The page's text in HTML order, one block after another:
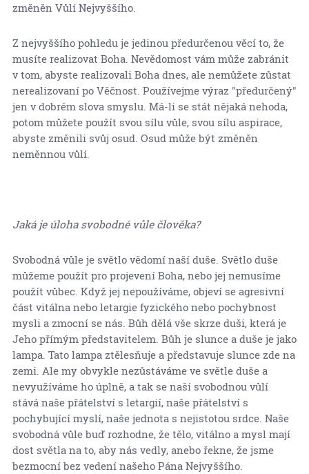
změněn Vůlí Nejvyššího.
Z nejvyššího pohledu je jedinou předurčenou věcí to, že
musíte realizovat Boha. Nevědomost vám může zabránit
v tom, abyste realizovali Boha dnes, ale nemůžete zůstat
nerealizovaní po Věčnost. Používejme výraz "předurčený"
jen v dobrém slova smyslu. Má-li se stát nějaká nehoda,
potom můžete použít svou sílu vůle, svou sílu aspirace,
abyste změnili svůj osud. Osud může být změněn
neměnnou vůlí.
Jaká je úloha svobodné vůle člověka?
Svobodná vůle je světlo vědomí naší duše. Světlo duše
můžeme použít pro projevení Boha, nebo jej nemusíme
použít vůbec. Když jej nepoužíváme, objeví se agresivní
část vitálna nebo letargie fyzického nebo pochybnost
mysli a zmocní se nás. Bůh dělá vše skrze duši, která je
Jeho přímým představitelem. Bůh je slunce a duše je jako
lampa. Tato lampa ztělesňuje a představuje slunce zde na
zemi. Ale my obvykle nezůstáváme ve světle duše a
nevyužíváme ho úplně, a tak se naší svobodnou vůlí
stává naše přátelství s letargií, naše přátelství s
pochybující myslí, naše jednota s nejistotou srdce. Naše
svobodná vůle buď rozhodne, že tělo, vitálno a mysl mají
dost světla na to, aby nás vedly, anebo řekne, že jsme
bezmocní bez vedení našeho Pána Nejvyššího.